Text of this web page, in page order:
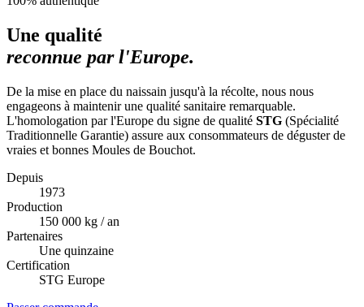
Une qualité
reconnue par l'Europe.
De la mise en place du naissain jusqu'à la récolte, nous nous
engageons à maintenir une qualité sanitaire remarquable.
L'homologation par l'Europe du signe de qualité STG (Spécialité
Traditionnelle Garantie) assure aux consommateurs de déguster de
vraies et bonnes Moules de Bouchot.
Depuis
1973
Production
150 000 kg / an
Partenaires
Une quinzaine
Certification
STG Europe